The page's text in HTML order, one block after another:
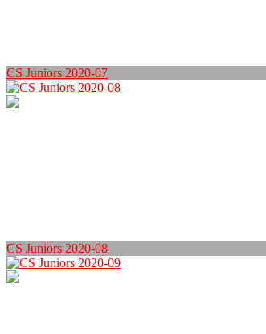
CS Juniors 2020-07
CS Juniors 2020-08